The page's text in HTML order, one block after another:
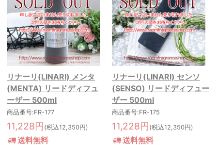
リナーリ(LINARI) メンタ
(MENTA) リードディフュ
ーザー 500ml
商品番号:FR-177
11,228円 (税込12,350円)
送料無料
リナーリ(LINARI) センソ
(SENSO) リードディフュー
ザー 500ml
商品番号:FR-175
11,228円 (税込12,350円)
送料無料